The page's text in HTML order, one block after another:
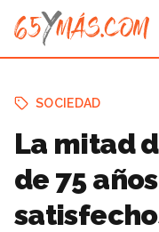
SOCIEDAD
La mitad
de 75